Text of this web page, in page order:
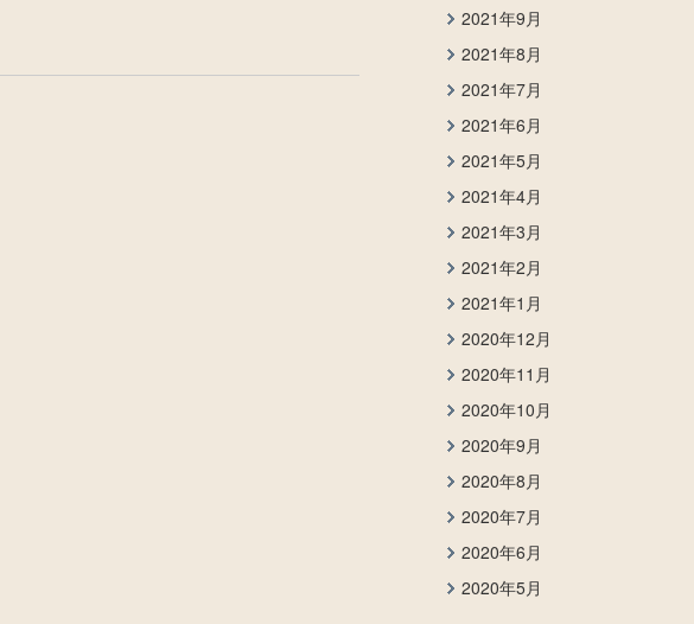
2021年9月
2021年8月
2021年7月
2021年6月
2021年5月
2021年4月
2021年3月
2021年2月
2021年1月
2020年12月
2020年11月
2020年10月
2020年9月
2020年8月
2020年7月
2020年6月
2020年5月